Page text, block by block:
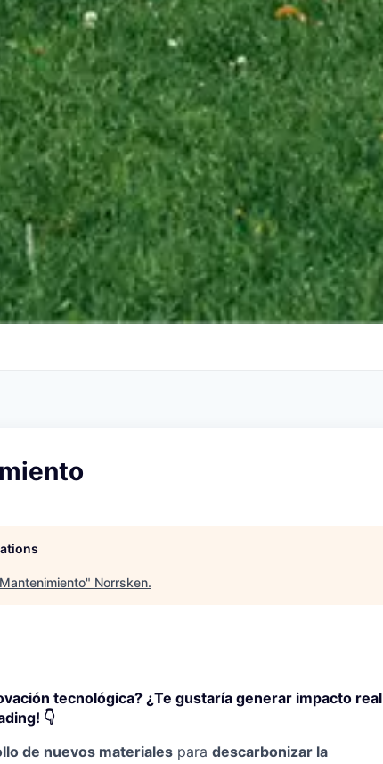
" Norrsken.
tecnológica? ¿Te gustaría generar impacto real
👇
de nuevos materiales para descarbonizar la